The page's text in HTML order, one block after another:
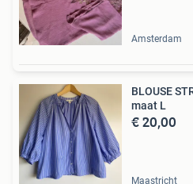
Amsterdam
BLOUSE
maat L
€ 20,00
Maastricht